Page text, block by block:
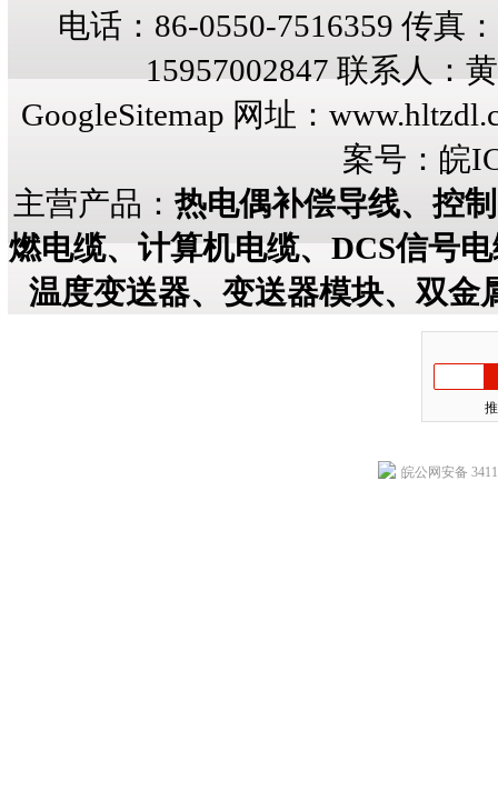
电话：86-0550-7516359 传真
15957002847 联系人：
GoogleSitemap 网址：
案号： 皖
主营产品： 热电偶补偿导线、控
燃电缆、计算机电缆、DCS信号
温度变送器、变送器模块、双金
皖公网安备